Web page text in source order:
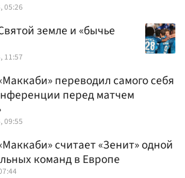
05:26
земле и «бычье
11:57
переводил самого себя
перед матчем
09:55
считает «Зенит» одной
команд в Европе